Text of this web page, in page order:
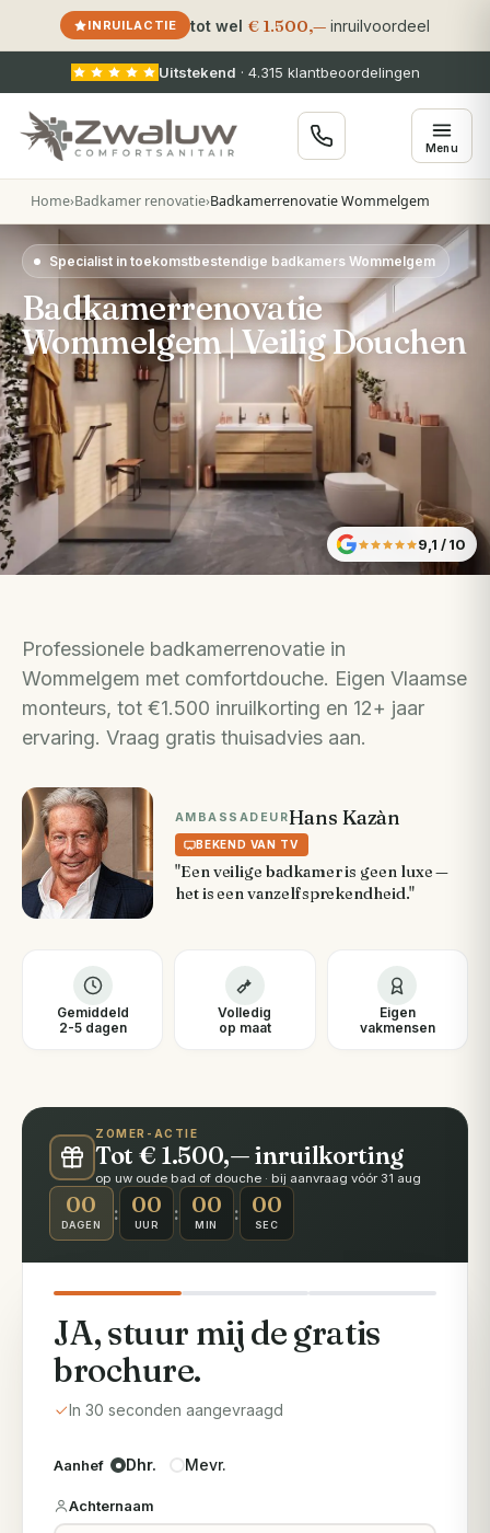
INRUILACTIE tot wel € 1.500,— inruilvoordeel
Uitstekend · 4.315 klantbeoordelingen
Menu
Home›Badkamer renovatie›Badkamerrenovatie Wommelgem
Specialist in toekomstbestendige badkamers Wommelgem
Badkamerrenovatie
Wommelgem | Veilig Douchen
9,1 / 10
Professionele badkamerrenovatie in
Wommelgem met comfortdouche. Eigen Vlaamse
monteurs, tot €1.500 inruilkorting en 12+ jaar
ervaring. Vraag gratis thuisadvies aan.
AMBASSADEURHans Kazàn
BEKEND VAN TV
"Een veilige badkamer is geen luxe —
het is een vanzelfsprekendheid."
Gemiddeld
2-5 dagen
Volledig
op maat
Eigen
vakmensen
ZOMER-ACTIE
Tot € 1.500,— inruilkorting
op uw oude bad of douche · bij aanvraag vóór 31 aug
00
DAGEN
: 00
UUR
: 00
MIN
: 00
SEC
JA, stuur mij de gratis
brochure.
In 30 seconden aangevraagd
Aanhef Dhr. Mevr.
Achternaam